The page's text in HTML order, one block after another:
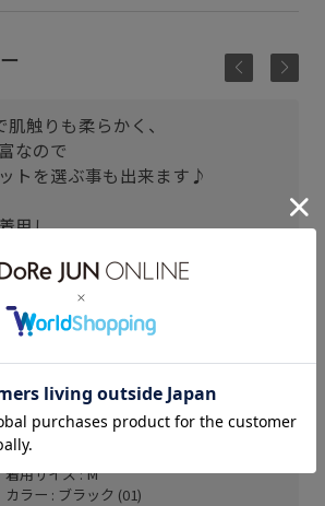
触りも柔らかく、
なので
トを選ぶ事も出来ます♪
用し、
までありました！
ADAM ET ROPÉ plus ルミネ立川
骨格： ウェーブ
パーソナルカラー： イエベ秋
普段のトップスサイズ： M
着用サイズ : M
カラー : ブラック (01)